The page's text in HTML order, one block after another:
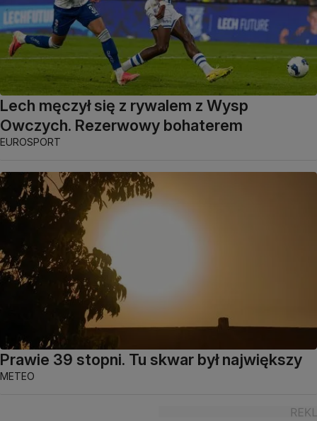
Lech męczył się z rywalem z Wysp
Owczych. Rezerwowy bohaterem
EUROSPORT
Prawie 39 stopni. Tu skwar był największy
METEO